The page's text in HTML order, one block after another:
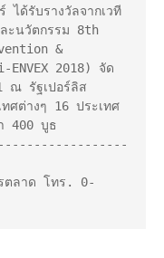
ด้รับรางวัลจากเวที
ละนวัตกรรม 8th
&
2018) จัด
ณ รัฐเปอร์ลิส
ทศต่างๆ 16 ประเทศ
400 บูธ
รตลาด โทร. 0-